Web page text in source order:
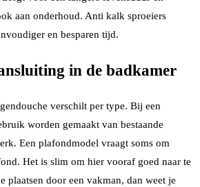
aan onderhoud. Anti kalk sproeiers
en besparen tijd.
in de badkamer
verschilt per type. Bij een
worden gemaakt van bestaande
Een plafondmodel vraagt soms om
Het is slim om hier vooraf goed naar te
plaatsen door een vakman, dan weet je